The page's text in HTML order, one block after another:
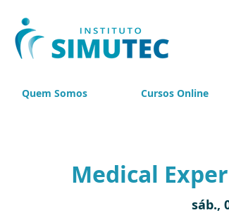
Quem Somos Cursos Online
Medical
sáb.,